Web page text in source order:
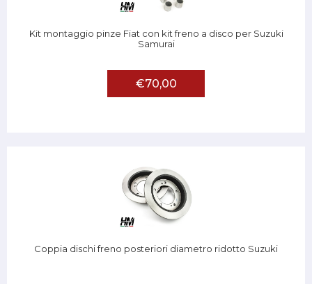
Kit montaggio pinze Fiat con kit freno a disco per Suzuki
Samurai
€70,00
Coppia dischi freno posteriori diametro ridotto Suzuki